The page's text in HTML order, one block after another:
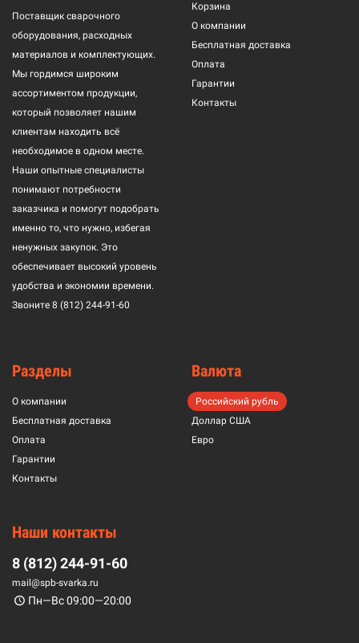
Поставщик сварочного
оборудования, расходных
материалов и комплектующих.
Мы гордимся широким
ассортиментом продукции,
который позволяет нашим
клиентам находить всё
необходимое в одном месте.
Наши опытные специалисты
понимают потребности
заказчика и помогут подобрать
именно то, что нужно, избегая
ненужных закупок. Это
обеспечивает высокий уровень
удобства и экономии времени.
Звоните 8 (812) 244-91-60
Корзина
О компании
Бесплатная доставка
Оплата
Гарантии
Контакты
Разделы
О компании
Бесплатная доставка
Оплата
Гарантии
Контакты
Валюта
Российский рубль
Доллар США
Евро
Наши контакты
8 (812) 244-91-60
mail@spb-svarka.ru
Пн—Вс 09:00—20:00